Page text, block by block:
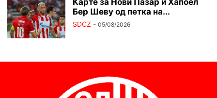
Бер Шеву од петка на...
SDCZ - 05/08/2026